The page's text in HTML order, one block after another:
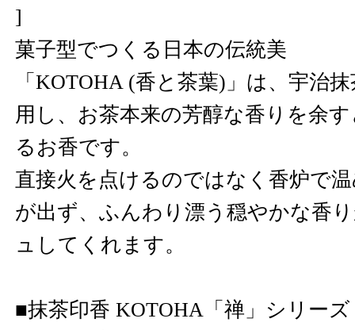
]
菓子型でつくる日本の伝統美
「KOTOHA (香と茶葉)」は、宇治
用し、お茶本来の芳醇な香りを余
るお香です。
直接火を点けるのではなく香炉で
が出ず、ふんわり漂う穏やかな香
ュしてくれます。
■抹茶印香 KOTOHA「禅」シリーズ